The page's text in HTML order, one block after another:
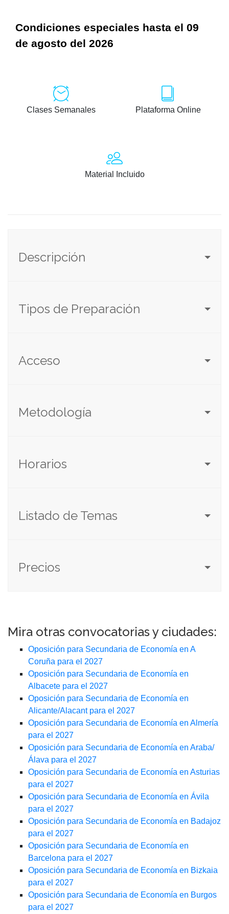
Condiciones especiales hasta el 09
de agosto del 2026
Clases Semanales Plataforma Online
Material Incluido
Descripción
Tipos de Preparación
Acceso
Metodología
Horarios
Listado de Temas
Precios
Mira otras convocatorias y ciudades:
Oposición para Secundaria de Economía en A
Coruña para el 2027
Oposición para Secundaria de Economía en
Albacete para el 2027
Oposición para Secundaria de Economía en
Alicante/Alacant para el 2027
Oposición para Secundaria de Economía en Almería
para el 2027
Oposición para Secundaria de Economía en Araba/
Álava para el 2027
Oposición para Secundaria de Economía en Asturias
para el 2027
Oposición para Secundaria de Economía en Ávila
para el 2027
Oposición para Secundaria de Economía en Badajoz
para el 2027
Oposición para Secundaria de Economía en
Barcelona para el 2027
Oposición para Secundaria de Economía en Bizkaia
para el 2027
Oposición para Secundaria de Economía en Burgos
para el 2027